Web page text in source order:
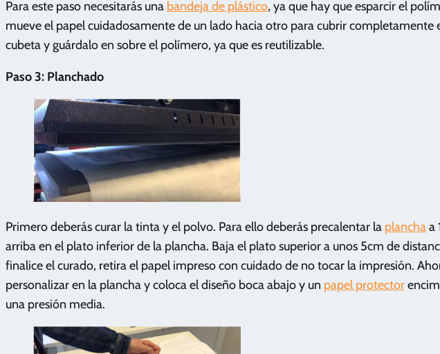
Para este paso necesitarás una bandeja de plástico, ya que hay que esparcir el
mueve el papel cuidadosamente de un lado hacia otro para cubrir completamente
cubeta y guárdalo en sobre el polímero, ya que es reutilizable.
Paso 3: Planchado
Primero deberás curar la tinta y el polvo. Para ello deberás precalentar la planchaa
arriba en el plato inferior de la plancha. Baja el plato superior a unos 5cm de
finalice el curado, retira el papel impreso con cuidado de no tocar la impresión.
personalizar en la plancha y coloca el diseño boca abajo y un papel protector
una presión media.